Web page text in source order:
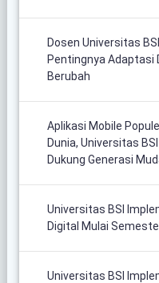
Dosen Universitas
Pentingnya Adaptasi
Berubah
Aplikasi Mobile
Dunia, Universitas
Dukung Generasi
Universitas BSI
Digital Mulai
Universitas BSI